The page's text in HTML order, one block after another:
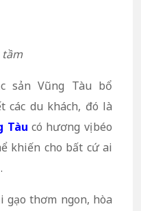
tầm
sản Vũng Tàu bổ
các du khách, đó là
Tàu có hương vị béo
khiến cho bất cứ ai
gạo thơm ngon, hòa